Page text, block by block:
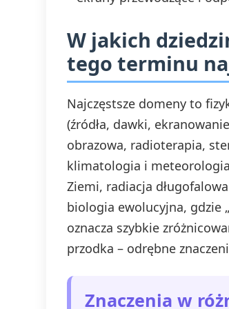
W jakich
tego terminu
Najczęstsze domeny to
(źródła, dawki,
obrazowa, radioterapia,
klimatologia i
Ziemi, radiacja
biologia ewolucyjna, gdzie
oznacza szybkie
przodka – odrębne
Znaczenia w